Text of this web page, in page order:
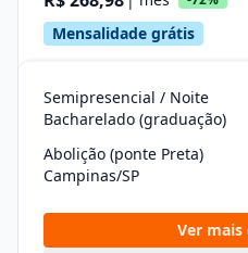
Mensalidade grátis
Semipresencial / Noite
Bacharelado (graduação)
Abolição (ponte Preta)
Campinas/SP
Ver mais